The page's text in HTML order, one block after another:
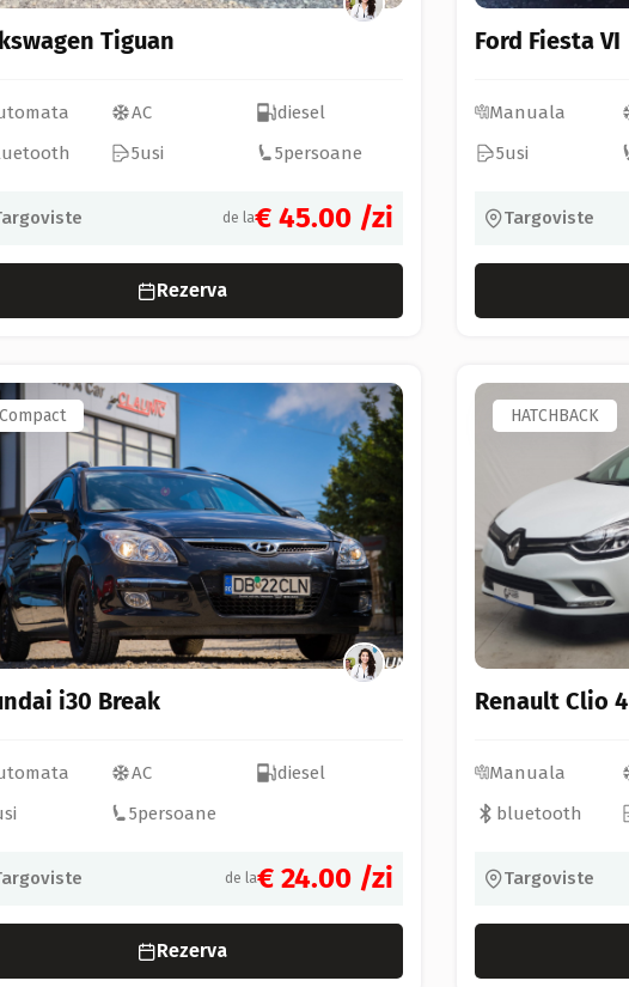
Tiguan
AC
diesel
5usi 5persoane
de la€ 45.00 /zi
Rezerva
Ford Fiesta VI
Manuala
5usi
Targoviste
Compact
i30 Break
AC
diesel
5persoane
de la€ 24.00 /zi
Rezerva
HATCHBACK
Renault Clio 4
Manuala
bluetooth
Targoviste